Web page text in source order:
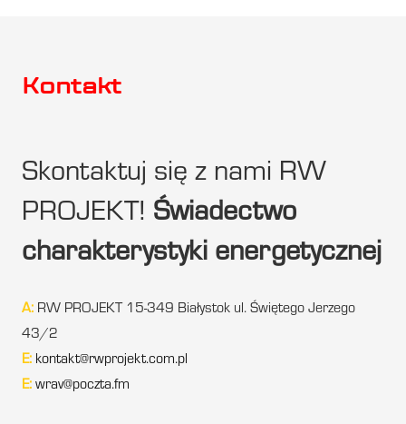
Kontakt
Skontaktuj się z nami RW
PROJEKT! Świadectwo
charakterystyki energetycznej
A: RW PROJEKT 15-349 Białystok ul. Świętego Jerzego
43/2
E: kontakt@rwprojekt.com.pl
E: wrav@poczta.fm